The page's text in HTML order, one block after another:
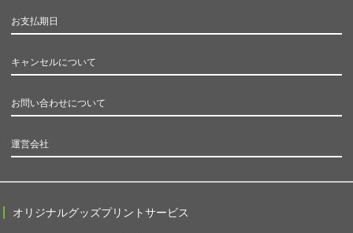
お支払期日
キャンセルについて
お問い合わせについて
運営会社
オリジナルグッズプリントサービス